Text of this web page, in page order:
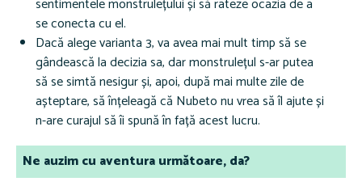
sentimentele monstrulețului și să rateze ocazia de a
se conecta cu el.
Dacă alege varianta 3, va avea mai mult timp să se
gândească la decizia sa, dar monstrulețul s-ar putea
să se simtă nesigur și, apoi, după mai multe zile de
așteptare, să înțeleagă că Nubeto nu vrea să îl ajute și
n-are curajul să îi spună în față acest lucru.
Ne auzim cu aventura următoare, da?